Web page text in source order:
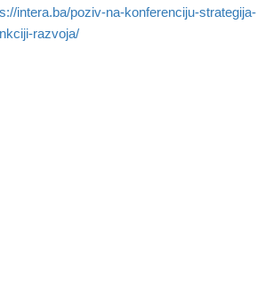
intera.ba/poziv-na-konferenciju-strategija-
razvoja/